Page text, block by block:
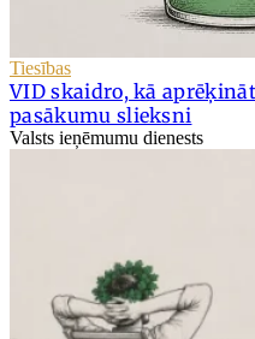
Tiesības
VID skaidro, kā
pasākumu slieksni
Valsts ieņēmumu dienests